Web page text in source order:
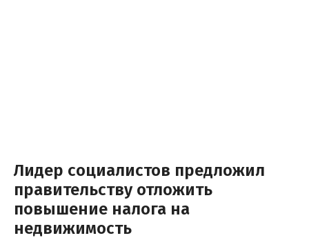
Лидер социалистов предложил
правительству отложить
повышение налога на
недвижимость